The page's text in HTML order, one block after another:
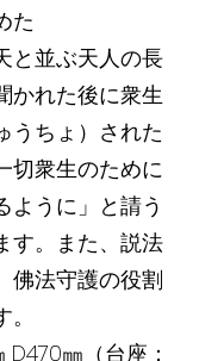
た
と並ぶ天人の長
かれた後に衆生
うちょ）された
切衆生のために
ように」と請う
す。また、説法
佛法守護の役割
D470㎜（台座：